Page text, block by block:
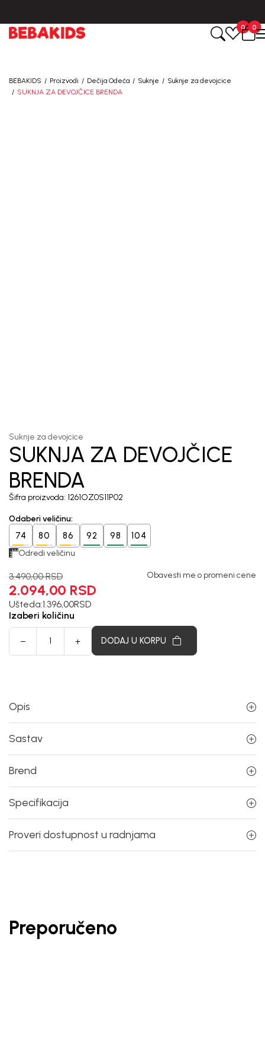
0
0
BEBAKIDS Proizvodi Dečija Odeća Suknje
Suknje za devojcice
SUKNJA ZA DEVOJČICE BRENDA
Suknje za devojcice
SUKNJA ZA DEVOJČICE
BRENDA
Šifra proizvoda: 1261OZ0S11P02
Odaberi veličinu:
74 80 86 92 98 104
Odredi veličinu
3.490,00 RSD
2.094,00 RSD
Ušteda:1.396,00RSD
Obavesti me o promeni cene
Izaberi količinu
DODAJ U KORPU
Opis
Sastav
Brend
Specifikacija
Proveri dostupnost u radnjama
Preporučeno